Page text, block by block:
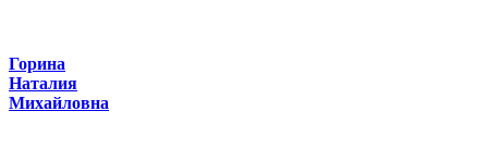
Горина
Наталия
Михайловна